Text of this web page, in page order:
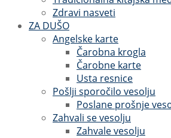
Zdravi nasveti
ZA DUŠO
Angelske karte
Čarobna krogla
Čarobne karte
Usta resnice
Pošlji sporočilo vesolju
Poslane prošnje
Zahvali se vesolju
Zahvale vesolju